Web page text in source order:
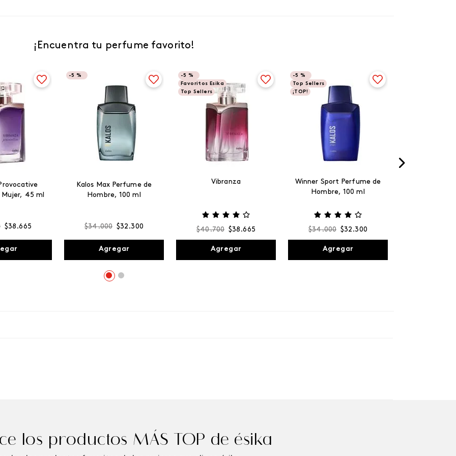
¡Encuentra tu perfume favorito!
45 ml
$38 .665
-5 %
Kalos Max Perfume de
Hombre, 100 ml
$34.000 $32 .300
Agregar
-5 %
Favoritos Esika
Top Sellers
Vibranza
$40.700 $38 .665
Agregar
-5 %
Top Sellers
¡TOP!
Winner Sport Perfume de
Hombre, 100 ml
$34.000 $32 .300
Agregar
los productos MÁS TOP de ésika